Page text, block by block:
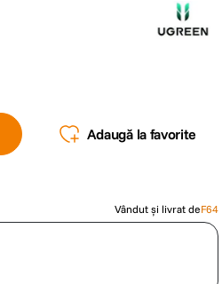
Adaugă la favorite
Vândut și livrat deF64